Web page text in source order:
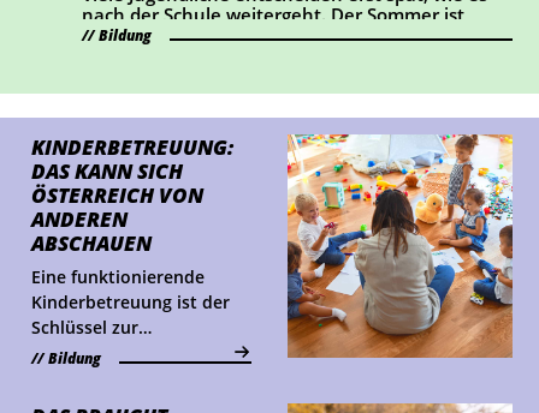
nach der Schule weitergeht. Der Sommer ist
ideal, um Lehrberufe auszuprobieren und Fragen
Bildung
KINDER­BETREUUNG:
DAS KANN SICH
ÖSTERREICH VON
ANDEREN
ABSCHAUEN
Eine funktionierende
Kinderbetreuung ist der
Schlüssel zur
Vereinbarkeit von Beruf
Bildung